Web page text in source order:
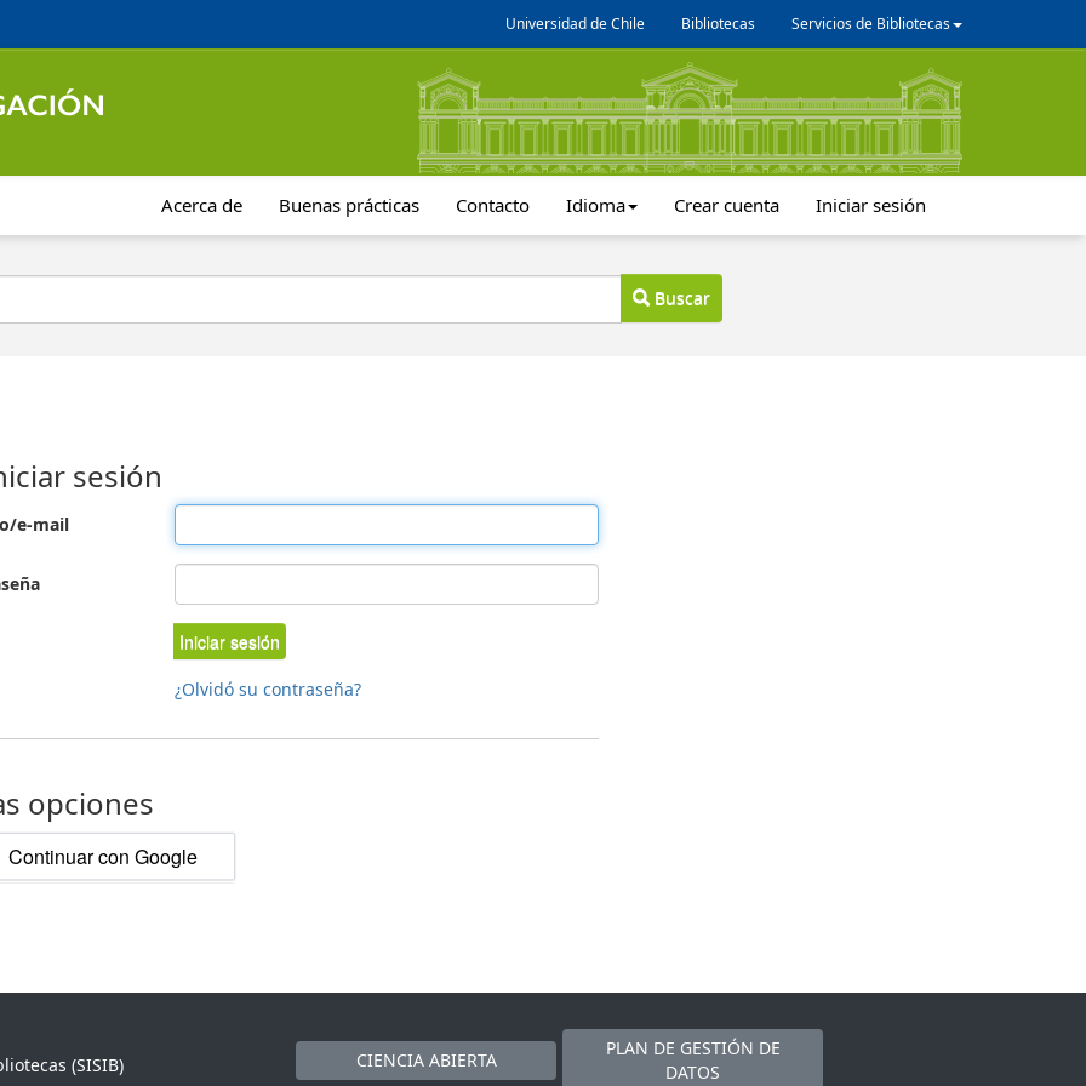
Universidad de Chile Bibliotecas Servicios de Bibliotecas
Acerca de Buenas prácticas Contacto Idioma Crear cuenta Iniciar sesión
Buscar
sesión
e-mail
Iniciar sesión
¿Olvidó su contraseña?
opciones
Continuar con Google
(SISIB)
CIENCIA ABIERTA
PLAN DE GESTIÓN DE
DATOS